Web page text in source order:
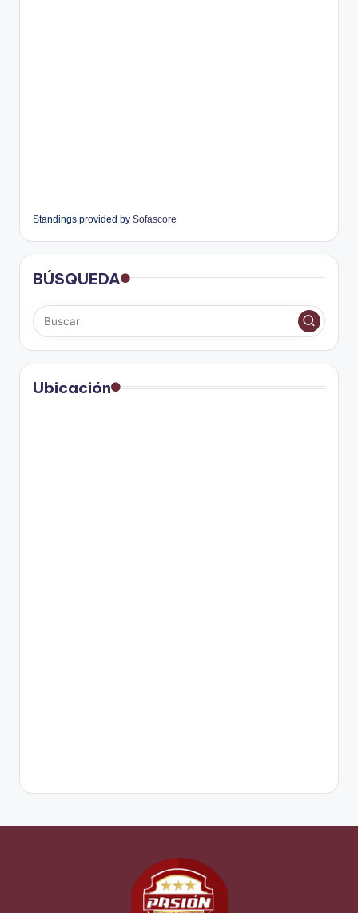
Standings provided by Sofascore
BÚSQUEDA
Ubicación